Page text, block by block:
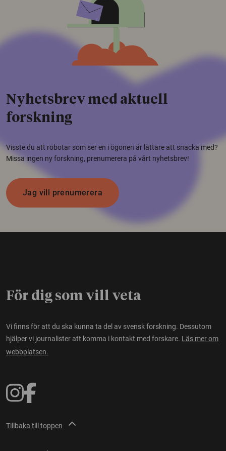
Nyhetsbrev med aktuell
forskning
Visste du att robotar som ser en i ögonen är lättare att snacka med?
Missa ingen ny forskning, prenumerera på vårt nyhetsbrev!
Jag vill prenumerera
För dig som vill veta
Vi finns för att du ska kunna ta del av svensk forskning. Dessutom
hjälper vi journalister att komma i kontakt med forskare. Läs mer om
webbplatsen.
Tillbaka till toppen